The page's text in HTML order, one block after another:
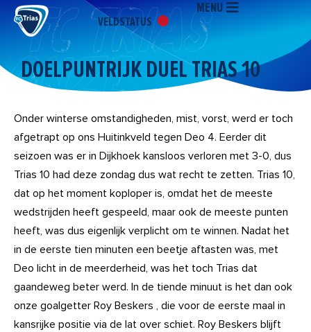
naar
inhoud
VELDSTATUS
MENU
DOELPUNTRIJK DUEL TRIAS 10
Onder winterse omstandigheden, mist, vorst, werd er toch
afgetrapt op ons Huitinkveld tegen Deo 4. Eerder dit
seizoen was er in Dijkhoek kansloos verloren met 3-0, dus
Trias 10 had deze zondag dus wat recht te zetten. Trias 10,
dat op het moment koploper is, omdat het de meeste
wedstrijden heeft gespeeld, maar ook de meeste punten
heeft, was dus eigenlijk verplicht om te winnen. Nadat het
in de eerste tien minuten een beetje aftasten was, met
Deo licht in de meerderheid, was het toch Trias dat
gaandeweg beter werd. In de tiende minuut is het dan ook
onze goalgetter Roy Beskers , die voor de eerste maal in
kansrijke positie via de lat over schiet. Roy Beskers blijft